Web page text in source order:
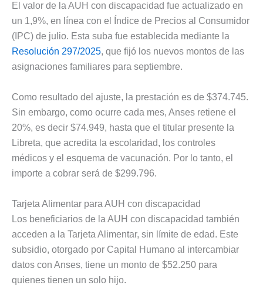
El valor de la AUH con discapacidad fue actualizado en
un 1,9%, en línea con el Índice de Precios al Consumidor
(IPC) de julio. Esta suba fue establecida mediante la
Resolución 297/2025, que fijó los nuevos montos de las
asignaciones familiares para septiembre.
Como resultado del ajuste, la prestación es de $374.745.
Sin embargo, como ocurre cada mes, Anses retiene el
20%, es decir $74.949, hasta que el titular presente la
Libreta, que acredita la escolaridad, los controles
médicos y el esquema de vacunación. Por lo tanto, el
importe a cobrar será de $299.796.
Tarjeta Alimentar para AUH con discapacidad
Los beneficiarios de la AUH con discapacidad también
acceden a la Tarjeta Alimentar, sin límite de edad. Este
subsidio, otorgado por Capital Humano al intercambiar
datos con Anses, tiene un monto de $52.250 para
quienes tienen un solo hijo.